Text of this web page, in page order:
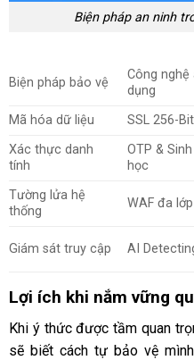
Biện pháp an ninh
Biện pháp bảo vệ
Công nghệ
dụng
Mã hóa dữ liệu SSL 256-Bit
Xác thực danh
tính
OTP &
học
Tường lửa hệ
thống
WAF đa lớp
Giám sát truy cập AI
Lợi ích khi nắm vững
Khi ý thức được tầm quan
sẽ biết cách tự bảo vệ